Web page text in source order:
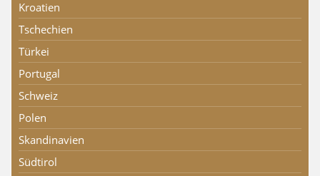
Kroatien
Tschechien
Türkei
Portugal
Schweiz
Polen
Skandinavien
Südtirol